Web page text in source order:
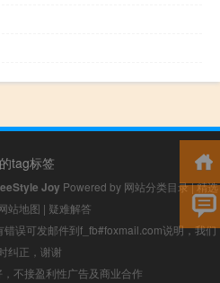
tag标签
Joy Powered by 网站分类目录|精选
站地图 | 疑难解答
误可发邮件到f_fb#foxmail.com说明，我们
纠正，谢谢
不接盈利性广告及商业合作